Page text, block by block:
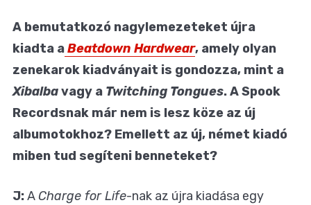
A bemutatkozó nagylemezeteket újra
kiadta aBeatdown Hardwear, amely olyan
zenekarok kiadványait is gondozza, mint a
Xibalbavagy a Twitching Tongues. A Spook
Recordsnak már nem is lesz köze az új
albumotokhoz? Emellett az új, német kiadó
miben tud segíteni benneteket?
J:A Charge for Life-nak az újra kiadása egy